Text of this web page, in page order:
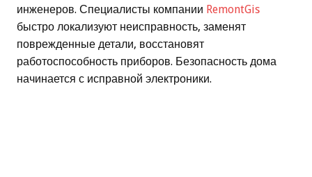
инженеров. Специалисты компании RemontGis
быстро локализуют неисправность, заменят
поврежденные детали, восстановят
работоспособность приборов. Безопасность дома
начинается с исправной электроники.